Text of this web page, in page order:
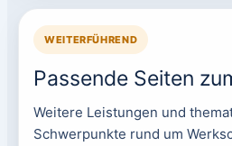
WEITERFÜHREND
Passende Seiten
Weitere Leistungen und
Schwerpunkte rund um